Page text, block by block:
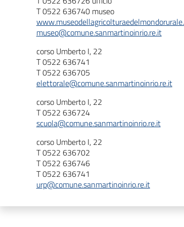
T 0522 636740 museo
museo@comune.sanmartinoinrio.re.it
corso Umberto I, 22
T 0522 636741
T 0522 636705
elettorale@comune.sanmartinoinrio.re.it
corso Umberto I, 22
T 0522 636724
scuola@comune.sanmartinoinrio.re.it
corso Umberto I, 22
T 0522 636702
T 0522 636746
T 0522 636741
urp@comune.sanmartinoinrio.re.it